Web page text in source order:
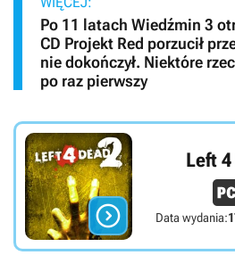
Po 11 latach Wiedźmin 3
CD Projekt Red porzucił
nie dokończył. Niektóre
po raz pierwszy

Left
Data wydania: